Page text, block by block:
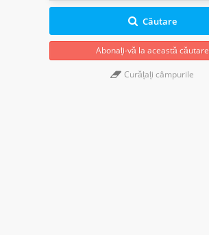
Căutare
Abonați-vă la această căutare
Curățați câmpurile